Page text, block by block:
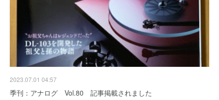
2023.07.01 04:57
季刊：アナログ Vol.80 記事掲載されました